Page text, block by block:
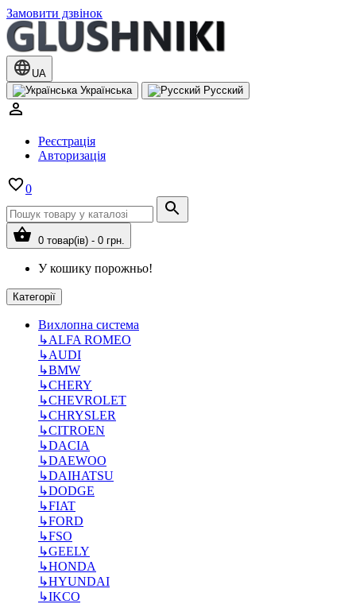
Замовити дзвінок
UA
Українська
Русский
Реєстрація
Авторизація
0
0 товар(ів) - 0 грн.
У кошику порожньо!
Категорії
Вихлопна система
↳ALFA ROMEO
↳AUDI
↳BMW
↳CHERY
↳CHEVROLET
↳CHRYSLER
↳CITROEN
↳DACIA
↳DAEWOO
↳DAIHATSU
↳DODGE
↳FIAT
↳FORD
↳FSO
↳GEELY
↳HONDA
↳HYUNDAI
↳IKCO